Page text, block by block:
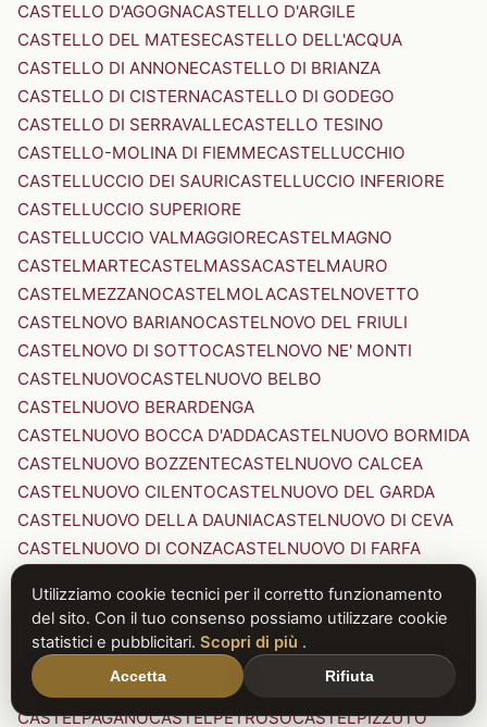
CASTELLO D'AGOGNACASTELLO D'ARGILE
CASTELLO DEL MATESECASTELLO DELL'ACQUA
CASTELLO DI ANNONECASTELLO DI BRIANZA
CASTELLO DI CISTERNACASTELLO DI GODEGO
CASTELLO DI SERRAVALLECASTELLO TESINO
CASTELLO-MOLINA DI FIEMMECASTELLUCCHIO
CASTELLUCCIO DEI SAURICASTELLUCCIO INFERIORE
CASTELLUCCIO SUPERIORE
CASTELLUCCIO VALMAGGIORECASTELMAGNO
CASTELMARTECASTELMASSACASTELMAURO
CASTELMEZZANOCASTELMOLACASTELNOVETTO
CASTELNOVO BARIANOCASTELNOVO DEL FRIULI
CASTELNOVO DI SOTTOCASTELNOVO NE' MONTI
CASTELNUOVOCASTELNUOVO BELBO
CASTELNUOVO BERARDENGA
CASTELNUOVO BOCCA D'ADDACASTELNUOVO BORMIDA
CASTELNUOVO BOZZENTECASTELNUOVO CALCEA
CASTELNUOVO CILENTOCASTELNUOVO DEL GARDA
CASTELNUOVO DELLA DAUNIACASTELNUOVO DI CEVA
CASTELNUOVO DI CONZACASTELNUOVO DI FARFA
CASTELNUOVO DI PORTO CASTELNUOVO DON BOSCO
CASTELNUOVO MAGRACASTELNUOVO NIGRA
CASTELNUOVO PARANOCASTELNUOVO RANGONE
CASTELNUOVO SCRIVIA
CASTELNUOVO VAL DI CECINA
CASTELPAGANOCASTELPETROSOCASTELPIZZUTO
Utilizziamo cookie tecnici per il corretto funzionamento
del sito. Con il tuo consenso possiamo utilizzare cookie
statistici e pubblicitari. Scopri di più .
Accetta Rifiuta